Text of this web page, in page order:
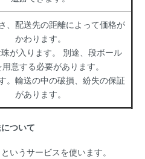
、配送先の距離によって価格が
かわります。
が入ります。 別途、段ボール
意する必要があります。
。輸送の中の破損、紛失の保証
があります。
ついて
いうサービスを使います。